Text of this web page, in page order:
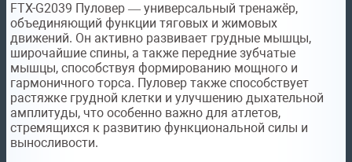
FTX-G2039 Пуловер — универсальный тренажёр,
объединяющий функции тяговых и жимовых
движений. Он активно развивает грудные мышцы,
широчайшие спины, а также передние зубчатые
мышцы, способствуя формированию мощного и
гармоничного торса. Пуловер также способствует
растяжке грудной клетки и улучшению дыхательной
амплитуды, что особенно важно для атлетов,
стремящихся к развитию функциональной силы и
выносливости.